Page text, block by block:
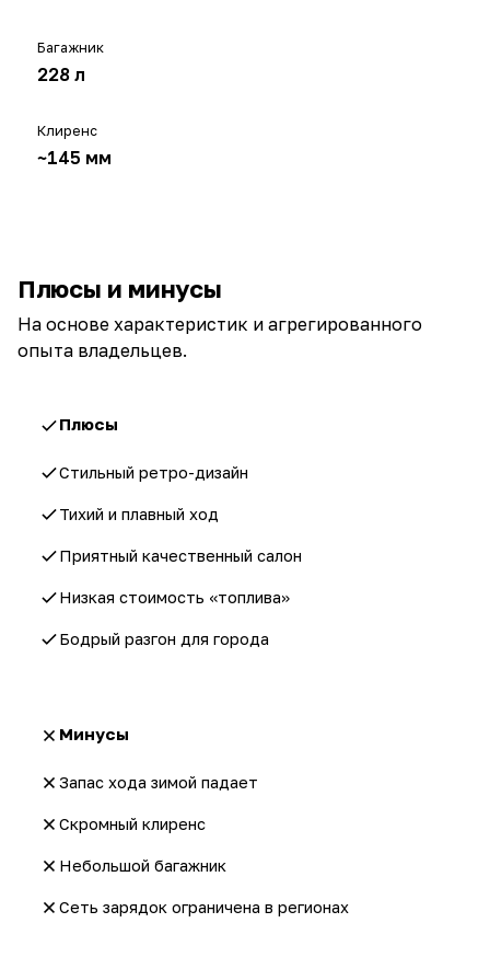
Багажник
228 л
Клиренс
~145 мм
Плюсы и минусы
На основе характеристик и агрегированного
опыта владельцев.
Плюсы
Стильный ретро-дизайн
Тихий и плавный ход
Приятный качественный салон
Низкая стоимость «топлива»
Бодрый разгон для города
Минусы
Запас хода зимой падает
Скромный клиренс
Небольшой багажник
Сеть зарядок ограничена в регионах